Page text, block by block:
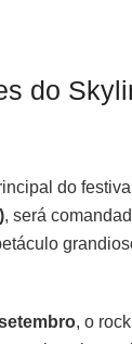
do
do
, será
, o